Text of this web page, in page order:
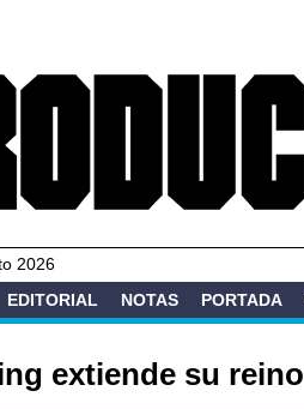
2026
EDITORIAL NOTAS PORTADA
extiende su reino